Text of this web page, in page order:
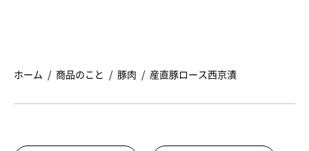
ホーム 商品のこと 豚肉 産直豚ロース西京漬